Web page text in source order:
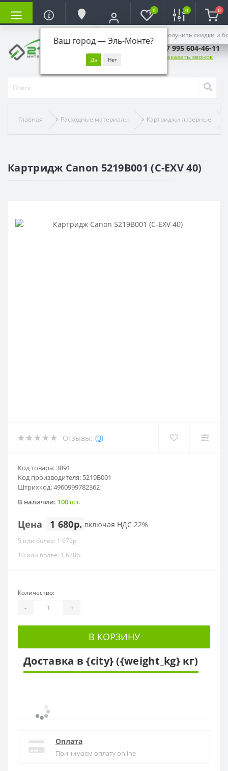
Ваш город —Эль-Монте?
Войдите, чтобы получить скидки и
0 0 0
+7 995 604-46-11
Заказать звонок
Главная Расходные материалы Картриджи лазерные
Картридж Canon 5219B001 (C-EXV 40)
Отзывы: (0)
Код товара: 3891
Код производителя: 5219B001
Штрихкод: 4960999782362
В наличии: 100 шт.
Цена 1 680р. включая НДС 22%
5 или более: 1 679р.
10 или более: 1 678р.
Количество:
- +
В КОРЗИНУ
Доставка в {city} ({weight_kg} кг)
Оплата
Принимаем оплату online